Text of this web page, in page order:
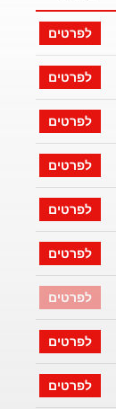
לפרטים
לפרטים
לפרטים
לפרטים
לפרטים
לפרטים
לפרטים
לפרטים
לפרטים